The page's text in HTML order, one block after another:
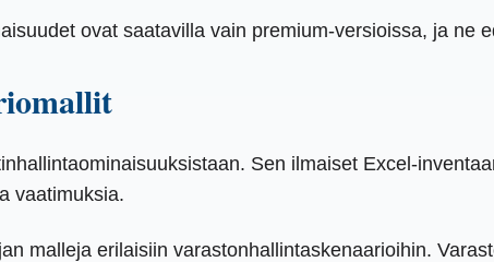
ovat saatavilla vain premium-versioissa, ja ne
Sen ilmaiset Excel-
​​vaatimuksia.
malleja erilaisiin varastonhallintaskenaarioihin.